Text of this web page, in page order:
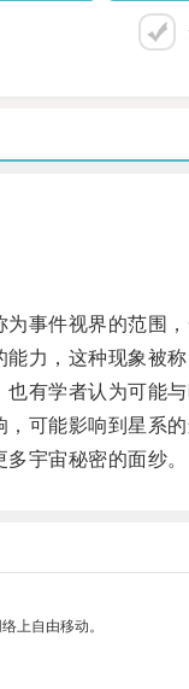
件视界的范围，
力，这种现象被称
有学者认为可能与
能影响到星系的
宇宙秘密的面纱。
上自由移动。